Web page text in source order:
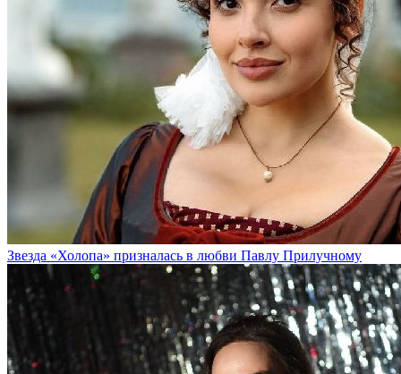
Звезда «Холопа» призналась в любви Павлу Прилучному